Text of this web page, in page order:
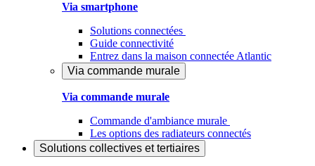
Via smartphone
Solutions connectées
Guide connectivité
Entrez dans la maison connectée Atlantic
Via commande murale
Via commande murale
Commande d'ambiance murale
Les options des radiateurs connectés
Solutions collectives et tertiaires